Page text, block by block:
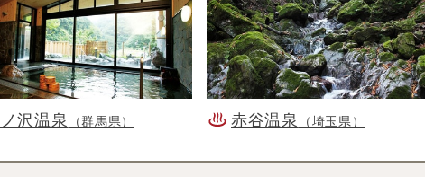
沢温泉 （群馬県） 赤谷温泉 （埼玉県）